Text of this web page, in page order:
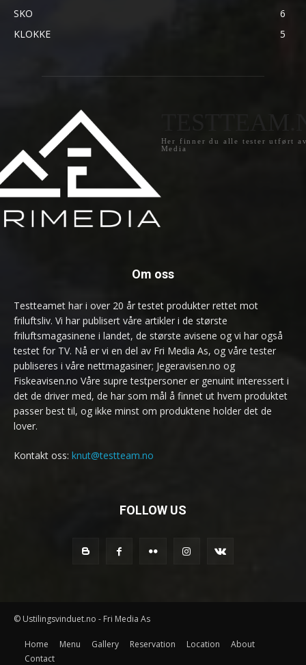
SKO
6
KLOKKE
5
Her finner du alle tester utført
Media
Om oss
Testteamet har i over 20 år testet produkter rettet mot
friluftsliv. Vi har publisert våre artikler i de største
friluftsmagasinene i landet, de største avisene og vi har også
testet for TV. Nå er vi en del av Fri Media As, og våre tester
publiseres i våre nettmagasiner; Jegeravisen.no og
Fiskeavisen.no Våre supre testpersoner er genuint interessert i
det de driver med, de har som mål å finnet ut hvem produktet
passer best til, og ikke minst om produktene holder det de
lover.
Kontakt oss: knut@testteam.no
FOLLOW US
© Ustilingsvinduet.no - Fri Media As
Home Menu Gallery Reservation Location
About
Contact